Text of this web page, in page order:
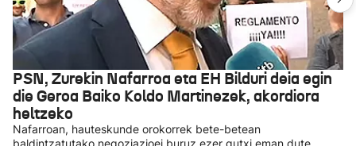
PSN, Zurekin Nafarroa eta EH Bilduri deia egin
die Geroa Baiko Koldo Martinezek, akordiora
heltzeko
Nafarroan, hauteskunde orokorrek bete-betean
baldintzatutako negoziazioei buruz ezer gutxi eman dute